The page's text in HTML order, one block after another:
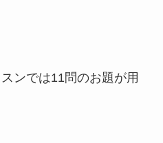
ンでは11問のお題が用